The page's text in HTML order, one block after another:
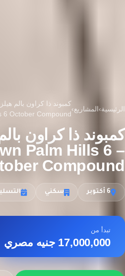
الرئيسية›المشاريع›
6 October Compound
Palm Hills 6
Compound
6 أكتوبر سكني التسليم
تبدأ من
17,000,000 جنيه مصري